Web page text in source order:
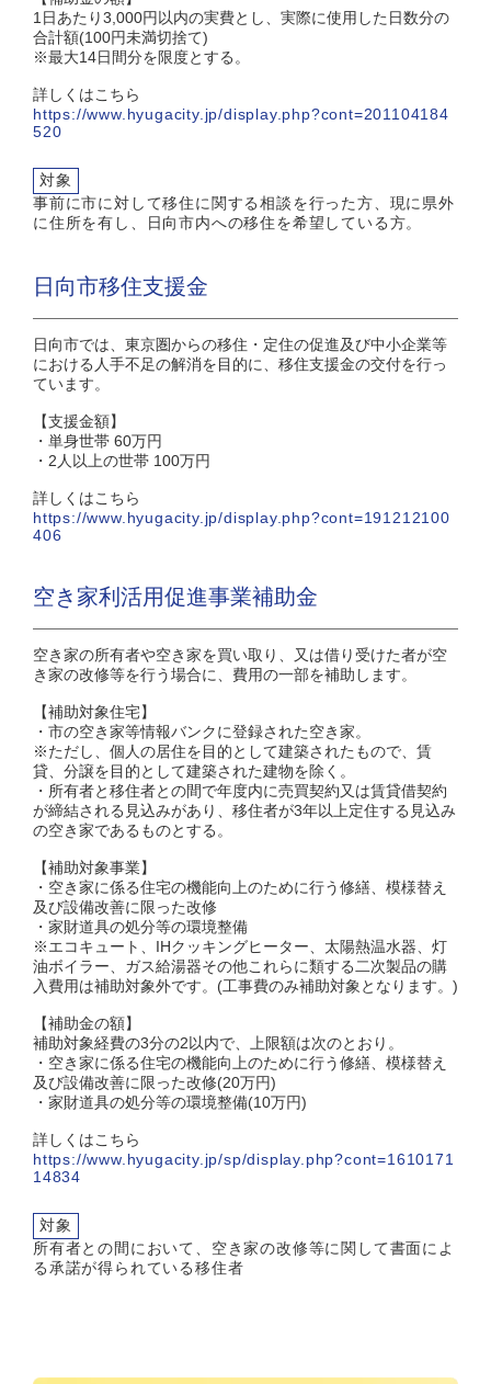
1日あたり3,000円以内の実費とし、実際に使用した日数分の
合計額(100円未満切捨て)
※最大14日間分を限度とする。
詳しくはこちら
https://www.hyugacity.jp/display.php?cont=201104184
520
対象
事前に市に対して移住に関する相談を行った方、現に県外
に住所を有し、日向市内への移住を希望している方。
日向市移住支援金
日向市では、東京圏からの移住・定住の促進及び中小企業等
における人手不足の解消を目的に、移住支援金の交付を行っ
ています。
【支援金額】
・単身世帯 60万円
・2人以上の世帯 100万円
詳しくはこちら
https://www.hyugacity.jp/display.php?cont=191212100
406
空き家利活用促進事業補助金
空き家の所有者や空き家を買い取り、又は借り受けた者が空
き家の改修等を行う場合に、費用の一部を補助します。
【補助対象住宅】
・市の空き家等情報バンクに登録された空き家。
※ただし、個人の居住を目的として建築されたもので、賃
貸、分譲を目的として建築された建物を除く。
・所有者と移住者との間で年度内に売買契約又は賃貸借契約
が締結される見込みがあり、移住者が3年以上定住する見込み
の空き家であるものとする。
【補助対象事業】
・空き家に係る住宅の機能向上のために行う修繕、模様替え
及び設備改善に限った改修
・家財道具の処分等の環境整備
※エコキュート、IHクッキングヒーター、太陽熱温水器、灯
油ボイラー、ガス給湯器その他これらに類する二次製品の購
入費用は補助対象外です。(工事費のみ補助対象となります。)
【補助金の額】
補助対象経費の3分の2以内で、上限額は次のとおり。
・空き家に係る住宅の機能向上のために行う修繕、模様替え
及び設備改善に限った改修(20万円)
・家財道具の処分等の環境整備(10万円)
詳しくはこちら
https://www.hyugacity.jp/sp/display.php?cont=1610171
14834
対象
所有者との間において、空き家の改修等に関して書面によ
る承諾が得られている移住者